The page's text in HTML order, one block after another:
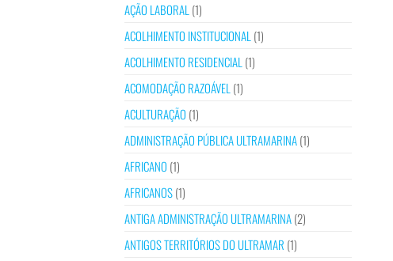
AÇÃO LABORAL (1)
ACOLHIMENTO INSTITUCIONAL (1)
ACOLHIMENTO RESIDENCIAL (1)
ACOMODAÇÃO RAZOÁVEL (1)
ACULTURAÇÃO (1)
ADMINISTRAÇÃO PÚBLICA ULTRAMARINA(1)
AFRICANO (1)
AFRICANOS(1)
ANTIGA ADMINISTRAÇÃO ULTRAMARINA(2)
ANTIGOS TERRITÓRIOS DO ULTRAMAR (1)